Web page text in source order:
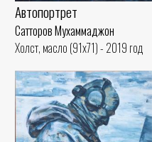
Автопортрет
Сатторов Мухаммаджон
Холст, масло (91x71) - 2019 год